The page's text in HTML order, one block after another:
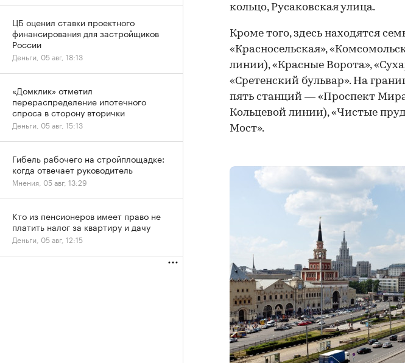
кольцо, Русаковская улица.
Кроме того, здесь находятся
«Красносельская»,
линии), «Красные Ворота»,
«Сретенский бульвар». На
пять станций — «Проспект
Кольцевой линии), «Чистые
Мост».
ЦБ оценил ставки проектного
финансирования для застройщиков
России
Деньги, 05 авг, 18:13
«Домклик» отметил
перераспределение ипотечного
спроса в сторону вторички
Деньги, 05 авг, 15:13
Гибель рабочего на стройплощадке:
когда отвечает руководитель
Мнения, 05 авг, 13:29
Кто из пенсионеров имеет право не
платить налог за квартиру и дачу
Деньги, 05 авг, 12:15